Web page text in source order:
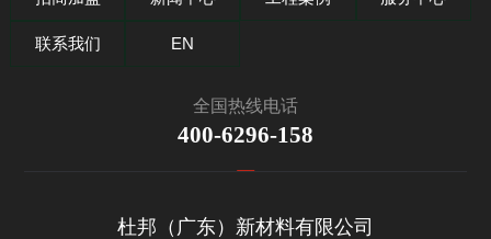
联系我们 EN
全国热线电话
400-6296-158
杜邦（广东）新材料有限公司